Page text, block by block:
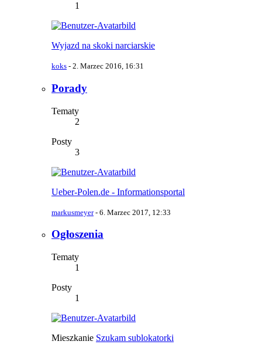
1
Wyjazd na skoki narciarskie
koks - 2. Marzec 2016, 16:31
Porady
Tematy
2
Posty
3
Ueber-Polen.de - Informationsportal
markusmeyer- 6. Marzec 2017, 12:33
Ogłoszenia
Tematy
1
Posty
1
Mieszkanie Szukam sublokatorki